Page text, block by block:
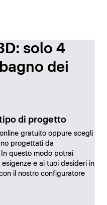
solo 4
dei
tipo di progetto
gratuito oppure scegli
progettati da
questo modo potrai
e ai tuoi desideri in
il nostro configuratore